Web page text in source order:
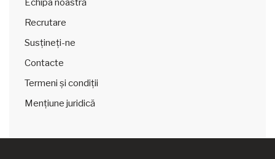
Echipa noastră
Recrutare
Susțineți-ne
Contacte
Termeni și condiții
Mențiune juridică